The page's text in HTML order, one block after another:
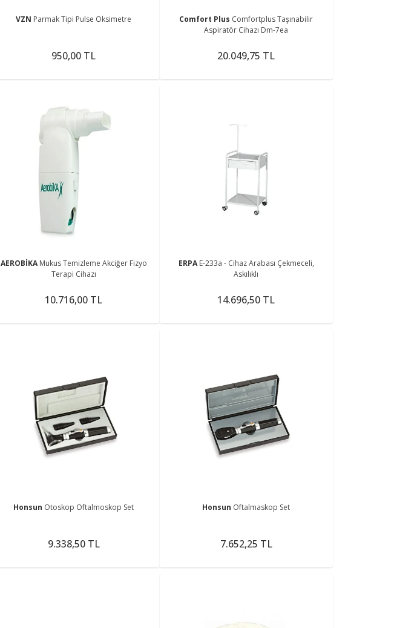
VZN Parmak Tipi Pulse Oksimetre
950,00 TL
Comfort Plus Comfortplus Taşınabilir
Aspiratör Cihazı Dm-7ea
20.049,75 TL
AEROBİKAMukus Temizleme Akciğer Fizyo
Terapi Cihazı
10.716,00 TL
ERPAE-233a - Cihaz Arabası Çekmeceli,
Askılıklı
14.696,50 TL
Honsun Otoskop Oftalmoskop Set
9.338,50 TL
Honsun Oftalmaskop Set
7.652,25 TL